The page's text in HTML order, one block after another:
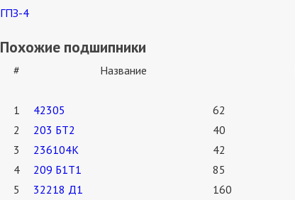
ГПЗ-4
Похожие подшипники
# Название
1
42305 62
2
203 БТ2 40
3
236104К 42
4
209 Б1Т1 85
5
32218 Д1 160